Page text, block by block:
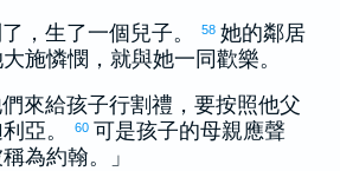
，生了一個兒子。 58 她的鄰居
施憐憫，就與她一同歡樂。
來給孩子行割禮，要按照他父
亞。 60 可是孩子的母親應聲
為約翰。」